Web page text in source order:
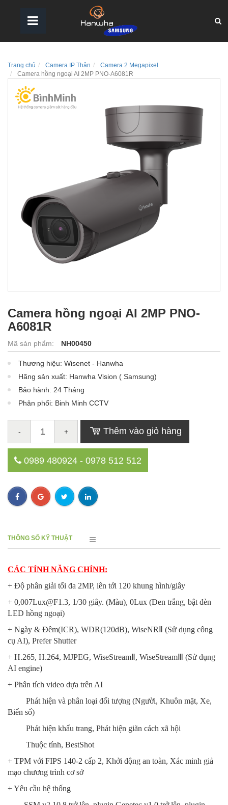
Trang chủ Camera IP Thân
Camera 2 Megapixel
Camera hồng ngoại AI 2MP PNO-A6081R
Camera hồng ngoại AI 2MP PNO-
A6081R
Mã sản phẩm: NH00450
Thương hiệu: Wisenet - Hanwha
Hãng sản xuất: Hanwha Vision ( Samsung)
Bảo hành: 24 Tháng
Phân phối: Binh Minh CCTV
- + Thêm vào giỏ hàng
0989 480924 - 0978 512 512
THÔNG SỐ KỸ THUẬT
CÁC TÍNH NĂNG CHÍNH:
+ Độ phân giải tối đa 2MP, lên tới 120 khung hình/giây
+ 0,007Lux@F1.3, 1/30 giây. (Màu), 0Lux (Đen trắng, bật đèn
LED hồng ngoại)
+ Ngày & Đêm(ICR), WDR(120dB), WiseNRⅡ (Sử dụng công
cụ AI), Prefer Shutter
+ H.265, H.264, MJPEG, WiseStreamⅡ, WiseStreamⅢ (Sử dụng
AI engine)
+ Phân tích video dựa trên AI
Phát hiện và phân loại đối tượng (Người, Khuôn mặt, Xe,
Biển số)
Phát hiện khẩu trang, Phát hiện giãn cách xã hội
Thuộc tính, BestShot
+ TPM với FIPS 140-2 cấp 2, Khởi động an toàn, Xác minh giả
mạo chương trình cơ sở
+ Yêu cầu hệ thống